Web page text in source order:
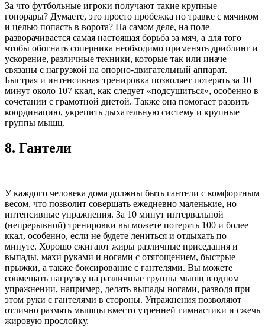
За что футбольные игроки получают такие крупные
гонорары? Думаете, это просто пробежка по травке с мячиком
и целью попасть в ворота? На самом деле, на поле
разворачивается самая настоящая борьба за мяч, а для того
чтобы обогнать соперника необходимо применять дриблинг и
ускорение, различные техники, которые так или иначе
связаны с нагрузкой на опорно-двигательный аппарат.
Быстрая и интенсивная тренировка позволяет потерять за 10
минут около 107 ккал, как следует «подсушиться», особенно в
сочетании с грамотной диетой. Также она помогает развить
координацию, укрепить дыхательную систему и крупные
группы мышц.
8. Гантели
У каждого человека дома должны быть гантели с комфортным
весом, что позволит совершать ежедневно маленькие, но
интенсивные упражнения. За 10 минут интервальной
(непрерывной) тренировки вы можете потерять 100 и более
ккал, особенно, если не будете лениться и отдыхать по
минуте. Хорошо сжигают жиры различные приседания и
выпады, махи руками и ногами с отягощением, быстрые
прыжки, а также боксирование с гантелями. Вы можете
совмещать нагрузку на различные группы мышц в одном
упражнении, например, делать выпады ногами, разводя при
этом руки с гантелями в стороны. Упражнения позволяют
отлично размять мышцы вместо утренней гимнастики и сжечь
жировую прослойку.